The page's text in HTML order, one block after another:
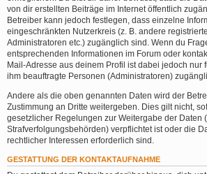
von dir erstellten Beiträge im Internet öffentlich
Betreiber kann jedoch festlegen, dass einzelne
eingeschränkten Nutzerkreis (z. B. andere
Administratoren etc.) zugänglich sind. Wenn du
entsprechenden Informationen im Forum oder
Mail-Adresse aus deinem Profil ist dabei jedoch nur
ihm beauftragte Personen (Administratoren)
Andere als die oben genannten Daten wird der
Zustimmung an Dritte weitergeben. Dies gilt nicht,
gesetzlicher Regelungen zur Weitergabe der Daten
Strafverfolgungsbehörden) verpflichtet ist oder die
rechtlicher Interessen erforderlich sind.
GESTATTUNG DER KONTAKTAUFNAHME